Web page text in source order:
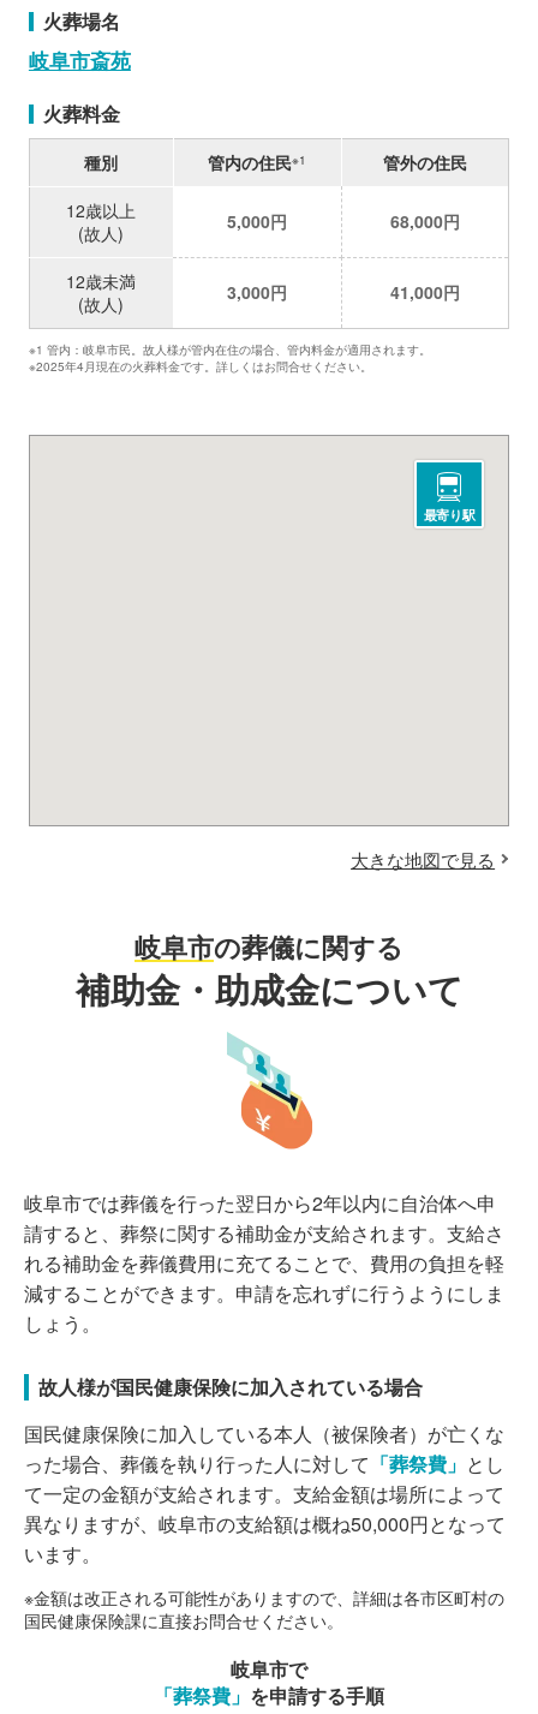
火葬場名
岐阜市斎苑
火葬料金
種別 管内の住民※1
管外の住民
12歳以上
(故人)
5,000円 68,000円
12歳未満
(故人)
3,000円 41,000円
※1 管内：岐阜市民。故人様が管内在住の場合、管内料金が適用されます。
※2025年4月現在の火葬料金です。詳しくはお問合せください。
最寄り駅
大きな地図で見る
岐阜市の葬儀に関する
補助金・助成金について
岐阜市では葬儀を行った翌日から2年以内に自治体へ申
請すると、葬祭に関する補助金が支給されます。支給さ
れる補助金を葬儀費用に充てることで、費用の負担を軽
減することができます。申請を忘れずに行うようにしま
しょう。
故人様が国民健康保険に加入されている場合
国民健康保険に加入している本人（被保険者）が亡くな
った場合、葬儀を執り行った人に対して 「葬祭費」 とし
て一定の金額が支給されます。支給金額は場所によって
異なりますが、岐阜市の支給額は概ね50,000円となって
います。
※金額は改正される可能性がありますので、詳細は各市区町村の
国民健康保険課に直接お問合せください。
岐阜市で
「葬祭費」 を申請する手順